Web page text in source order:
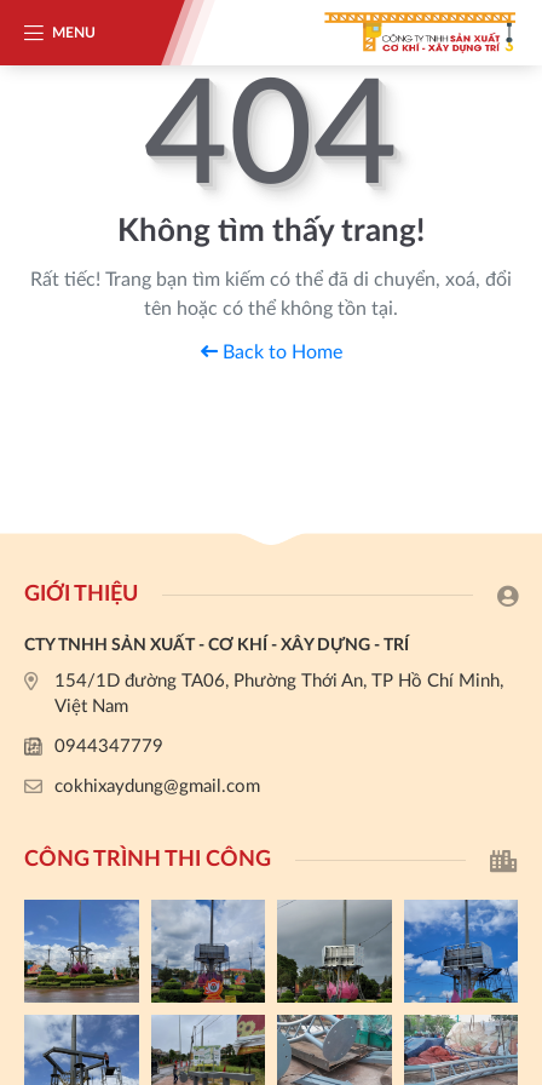
MENU
404
Không tìm thấy trang!
Rất tiếc! Trang bạn tìm kiếm có thể đã di chuyển, xoá, đổi
tên hoặc có thể không tồn tại.
Back to Home
GIỚI THIỆU
CTY TNHH SẢN XUẤT - CƠ KHÍ - XÂY DỰNG - TRÍ
154/1D đường TA06, Phường Thới An, TP Hồ Chí Minh,
Việt Nam
0944347779
cokhixaydung@gmail.com
CÔNG TRÌNH THI CÔNG